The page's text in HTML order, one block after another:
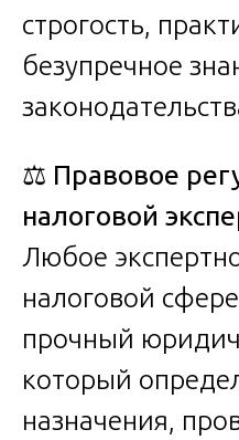
строгость,
безупречное
⚖️ Правовое
налоговой
Любое
налоговой
прочный
который
назначения,